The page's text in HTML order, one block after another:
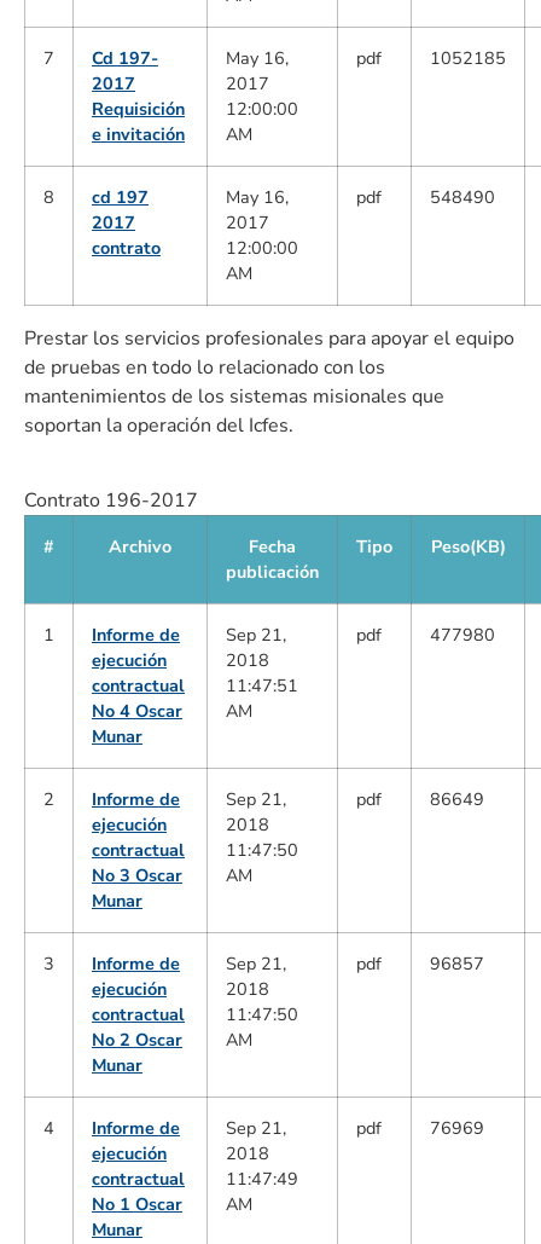
7
Cd 197-
2017
Requisición
e invitación
May 16,
2017
12:00:00
AM
pdf 1052185
8
cd 197
2017
contrato
May 16,
2017
12:00:00
AM
pdf 548490
Prestar los servicios profesionales para apoyar el equipo
de pruebas en todo lo relacionado con los
mantenimientos de los sistemas misionales que
soportan la operación del Icfes.
Contrato 196-2017
# Archivo
Fecha
publicación
Tipo Peso(KB)
1
Informe de
ejecución
contractual
No 4 Oscar
Munar
Sep 21,
2018
11:47:51
AM
pdf 477980
2
Informe de
ejecución
contractual
No 3 Oscar
Munar
Sep 21,
2018
11:47:50
AM
pdf 86649
3
Informe de
ejecución
contractual
No 2 Oscar
Munar
Sep 21,
2018
11:47:50
AM
pdf 96857
4
Informe de
ejecución
contractual
No 1 Oscar
Munar
Sep 21,
2018
11:47:49
AM
pdf 76969